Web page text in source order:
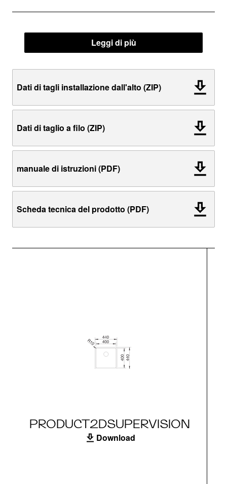
Leggi di più
Dati di tagli installazione dall'alto (ZIP)
Dati di taglio a filo (ZIP)
manuale di istruzioni (PDF)
Scheda tecnica del prodotto (PDF)
PRODUCT2DSUPERVISION
Download